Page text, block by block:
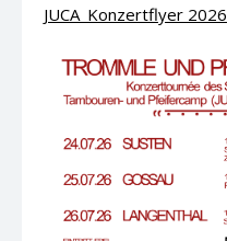
JUCA_Konzertflyer 2026